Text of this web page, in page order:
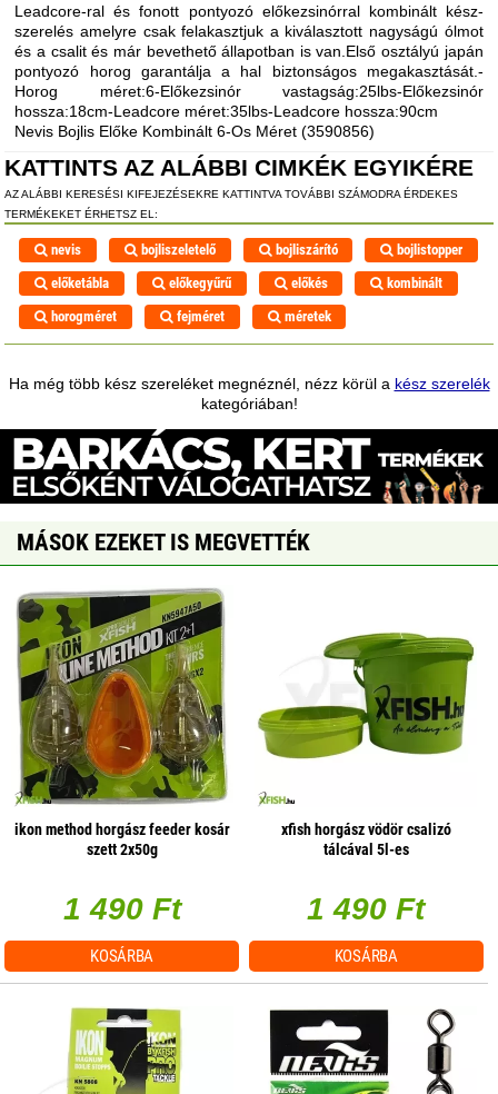
Leadcore-ral és fonott pontyozó előkezsinórral kombinált kész-
szerelés amelyre csak felakasztjuk a kiválasztott nagyságú ólmot
és a csalit és már bevethető állapotban is van.Első osztályú japán
pontyozó horog garantálja a hal biztonságos megakasztását.-
Horog méret:6-Előkezsinór vastagság:25lbs-Előkezsinór
hossza:18cm-Leadcore méret:35lbs-Leadcore hossza:90cm
Nevis Bojlis Előke Kombinált 6-Os Méret (3590856)
KATTINTS AZ ALÁBBI CIMKÉK EGYIKÉRE
AZ ALÁBBI KERESÉSI KIFEJEZÉSEKRE KATTINTVA TOVÁBBI SZÁMODRA ÉRDEKES
TERMÉKEKET ÉRHETSZ EL:
nevis bojliszeletelő bojliszárító
bojlistopper
előketábla
előkegyűrű előkés
kombinált
horogméret
fejméret méretek
Ha még több kész szereléket megnéznél, nézz körül a kész szerelék
kategóriában!
MÁSOK EZEKET IS MEGVETTÉK
ikon method horgász feeder kosár
szett 2x50g
1 490 Ft
KOSÁRBA
xfish horgász vödör csalizó
tálcával 5l-es
1 490 Ft
KOSÁRBA